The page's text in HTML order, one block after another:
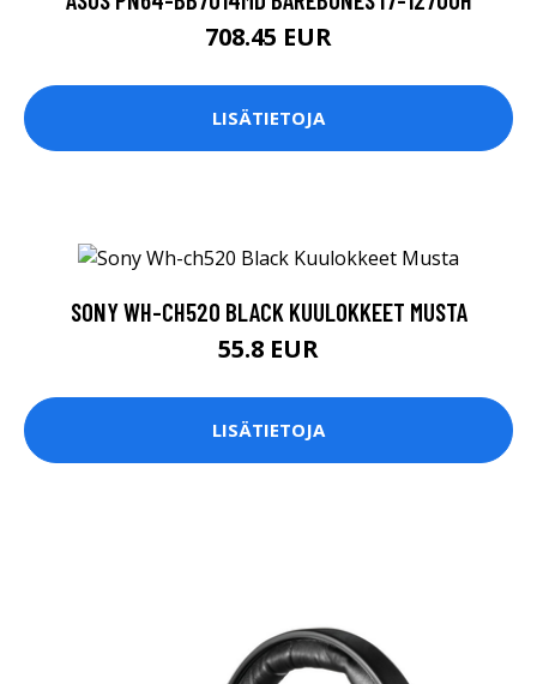
708.45 EUR
LISÄTIETOJA
SONY WH-CH520 BLACK KUULOKKEET MUSTA
55.8 EUR
LISÄTIETOJA